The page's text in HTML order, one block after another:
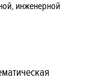
инженерной